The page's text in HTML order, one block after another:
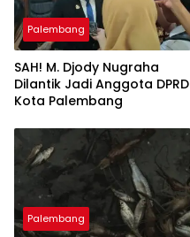
Palembang
SAH! M. Djody Nugraha
Dilantik Jadi Anggota DPRD
Kota Palembang
Palembang